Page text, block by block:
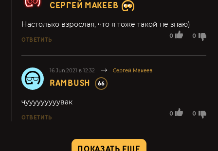
СЕРГЕЙ МАКЕЕВ
0 0
Настолько взрослая, что я тоже такой не знаю)
ОТВЕТИТЬ
16.Jun.2021 в 12:32 Сергей Макеев
RAMBUSH 66
0 0
чууууууууувак
ОТВЕТИТЬ